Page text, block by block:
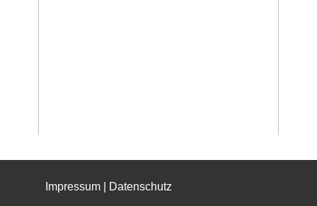
Impressum​ | Datenschutz